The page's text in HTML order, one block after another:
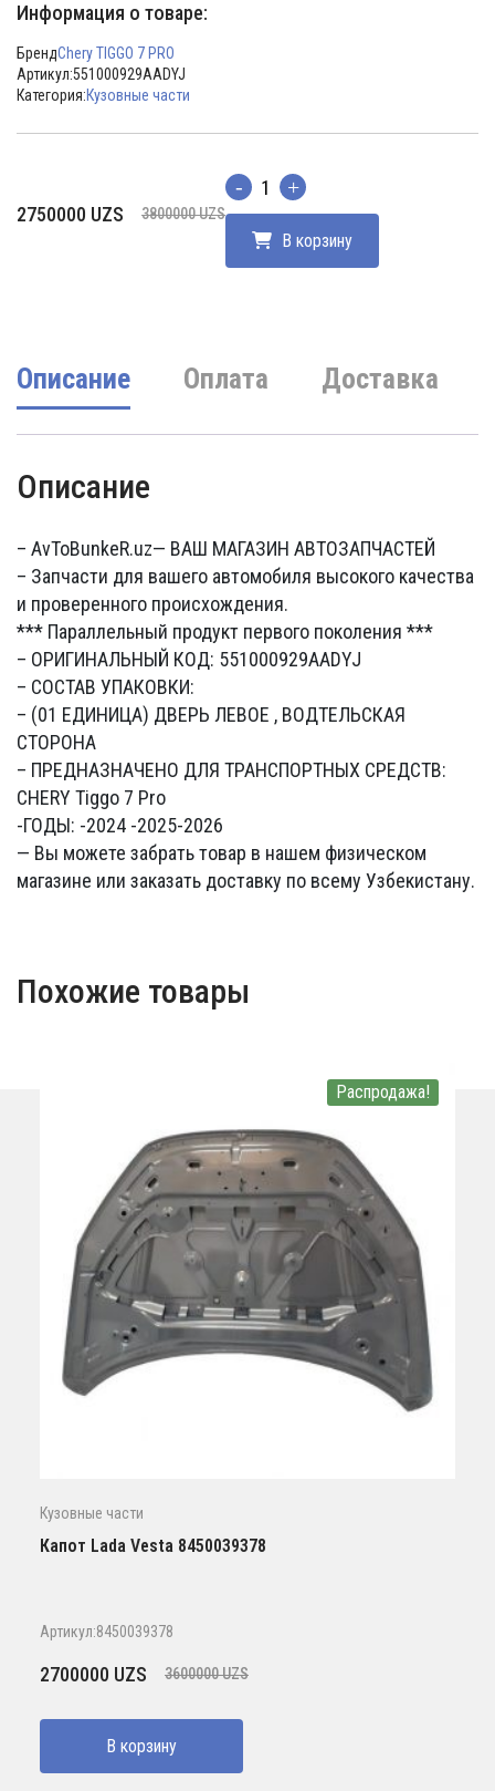
Информация о товаре:
БрендChery TIGGO 7 PRO
Артикул:551000929AADYJ
Категория:Кузовные части
3800000UZS
Первоначальная
2750000 UZS
Текущая
Количество
В корзину
Описание Оплата Доставка
Описание
– AvToBunkeR.uz— ВАШ МАГАЗИН АВТОЗАПЧАСТЕЙ
– Запчасти для вашего автомобиля высокого качества
и проверенного происхождения.
*** Параллельный продукт первого поколения ***
– ОРИГИНАЛЬНЫЙ КОД: 551000929AADYJ
– СОСТАВ УПАКОВКИ:
– (01 ЕДИНИЦА) ДВЕРЬ ЛЕВОЕ , ВОДТЕЛЬСКАЯ
СТОРОНА
– ПРЕДНАЗНАЧЕНО ДЛЯ ТРАНСПОРТНЫХ СРЕДСТВ:
CHERY Tiggo 7 Pro
-ГОДЫ: -2024 -2025-2026
— Вы можете забрать товар в нашем физическом
магазине или заказать доставку по всему Узбекистану.
Похожие товары
Распродажа!
Кузовные части
Капот Lada Vesta 8450039378
Артикул:8450039378
3600000UZS
Первоначальная
составляла
3600000 UZS.
2700000 UZS
Текущая
2700000 UZS.
В корзину